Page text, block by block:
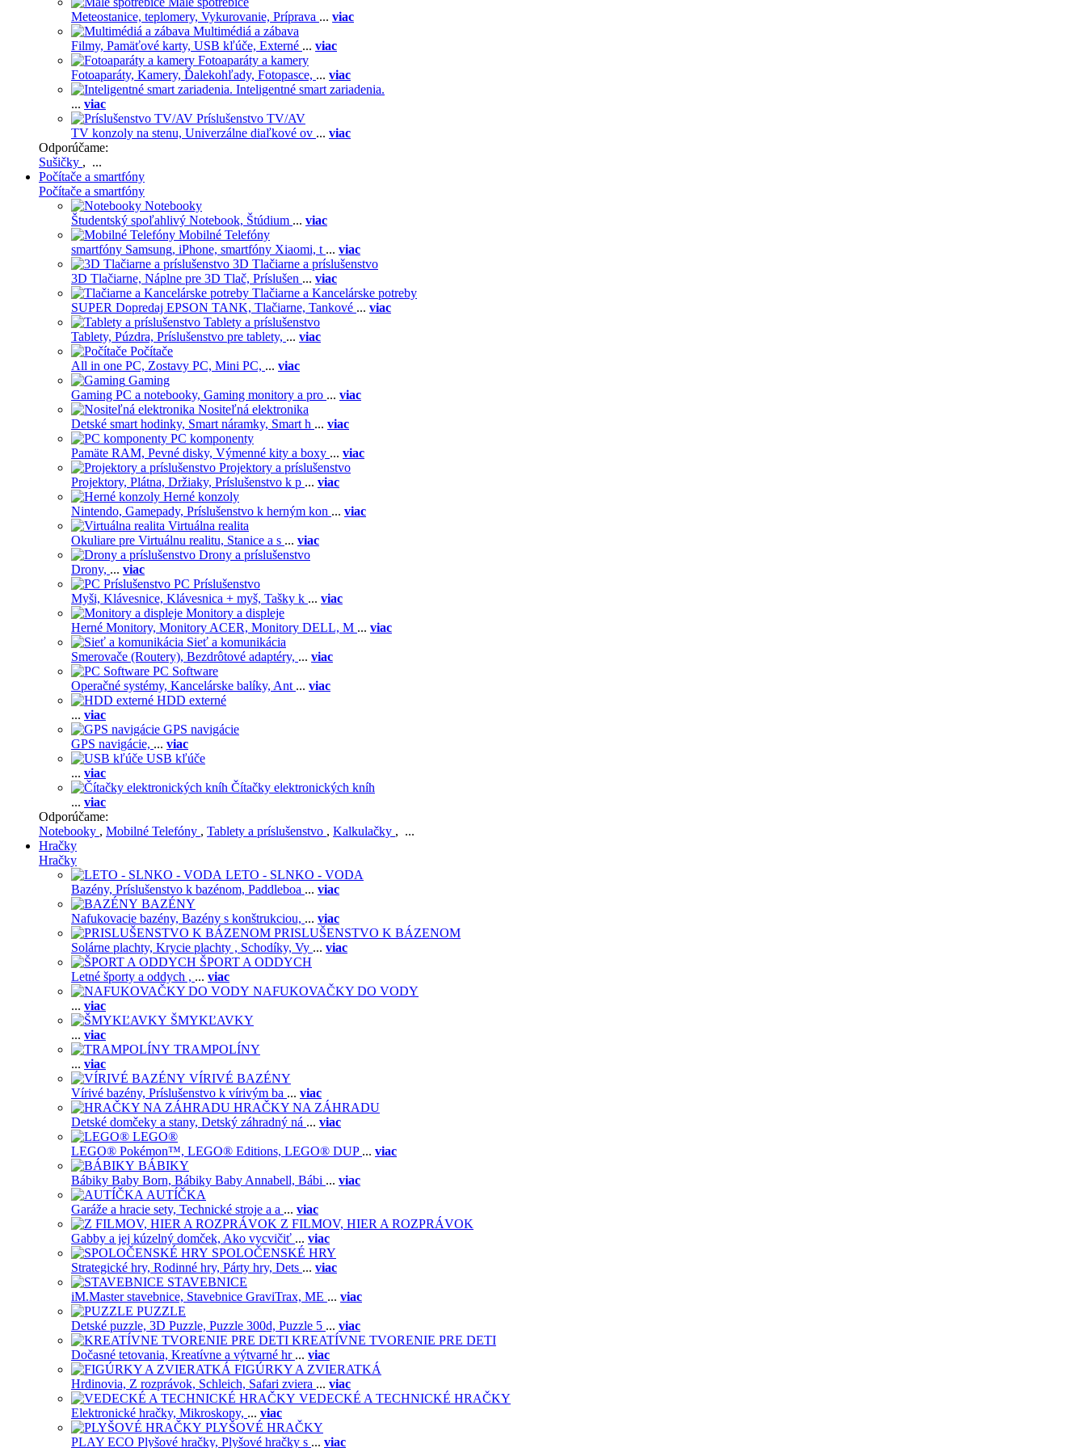
Meteostanice, teplomery, Vykurovanie, Príprava ... viac
Multimédiá a zábava
Filmy, Pamäťové karty, USB kľúče, Externé ... viac
Fotoaparáty a kamery
Fotoaparáty, Kamery, Ďalekohľady, Fotopasce, ... viac
Inteligentné smart zariadenia.
... viac
Príslušenstvo TV/AV
TV konzoly na stenu, Univerzálne diaľkové ov ... viac
Odporúčame:
Sušičky , ...
Počítače a smartfóny
Počítače a smartfóny
Notebooky
Študentský spoľahlivý Notebook, Štúdium ... viac
Mobilné Telefóny
smartfóny Samsung, iPhone, smartfóny Xiaomi, t ... viac
3D Tlačiarne a príslušenstvo
3D Tlačiarne, Náplne pre 3D Tlač, Príslušen ... viac
Tlačiarne a Kancelárske potreby
SUPER Dopredaj EPSON TANK, Tlačiarne, Tankové ... viac
Tablety a príslušenstvo
Tablety, Púzdra, Príslušenstvo pre tablety, ... viac
Počítače
All in one PC, Zostavy PC, Mini PC, ... viac
Gaming
Gaming PC a notebooky, Gaming monitory a pro ... viac
Nositeľná elektronika
Detské smart hodinky, Smart náramky, Smart h ... viac
PC komponenty
Pamäte RAM, Pevné disky, Výmenné kity a boxy ... viac
Projektory a príslušenstvo
Projektory, Plátna, Držiaky, Príslušenstvo k p ... viac
Herné konzoly
Nintendo, Gamepady, Príslušenstvo k herným kon ... viac
Virtuálna realita
Okuliare pre Virtuálnu realitu, Stanice a s ... viac
Drony a príslušenstvo
Drony, ... viac
PC Príslušenstvo
Myši, Klávesnice, Klávesnica + myš, Tašky k ... viac
Monitory a displeje
Herné Monitory, Monitory ACER, Monitory DELL, M ... viac
Sieť a komunikácia
Smerovače (Routery), Bezdrôtové adaptéry, ... viac
PC Software
Operačné systémy, Kancelárske balíky, Ant ... viac
HDD externé
... viac
GPS navigácie
GPS navigácie, ... viac
USB kľúče
... viac
Čítačky elektronických kníh
... viac
Odporúčame:
Notebooky , Mobilné Telefóny , Tablety a príslušenstvo , Kalkulačky , ...
Hračky
Hračky
LETO - SLNKO - VODA
Bazény, Príslušenstvo k bazénom, Paddleboa ... viac
BAZÉNY
Nafukovacie bazény, Bazény s konštrukciou, ... viac
PRISLUŠENSTVO K BÁZENOM
Solárne plachty, Krycie plachty , Schodíky, Vy ... viac
ŠPORT A ODDYCH
Letné športy a oddych , ... viac
NAFUKOVAČKY DO VODY
... viac
ŠMYKĽAVKY
... viac
TRAMPOLÍNY
... viac
VÍRIVÉ BAZÉNY
Vírivé bazény, Príslušenstvo k vírivým ba ... viac
HRAČKY NA ZÁHRADU
Detské domčeky a stany, Detský záhradný ná ... viac
LEGO®
LEGO® Pokémon™, LEGO® Editions, LEGO® DUP ... viac
BÁBIKY
Bábiky Baby Born, Bábiky Baby Annabell, Bábi ... viac
AUTÍČKA
Garáže a hracie sety, Technické stroje a a ... viac
Z FILMOV, HIER A ROZPRÁVOK
Gabby a jej kúzelný domček, Ako vycvičiť ... viac
SPOLOČENSKÉ HRY
Strategické hry, Rodinné hry, Párty hry, Dets ... viac
STAVEBNICE
iM.Master stavebnice, Stavebnice GraviTrax, ME ... viac
PUZZLE
Detské puzzle, 3D Puzzle, Puzzle 300d, Puzzle 5 ... viac
KREATÍVNE TVORENIE PRE DETI
Dočasné tetovania, Kreatívne a výtvarné hr ... viac
FIGÚRKY A ZVIERATKÁ
Hrdinovia, Z rozprávok, Schleich, Safari zviera ... viac
VEDECKÉ A TECHNICKÉ HRAČKY
Elektronické hračky, Mikroskopy, ... viac
PLYŠOVÉ HRAČKY
PLAY ECO Plyšové hračky, Plyšové hračky s ... viac